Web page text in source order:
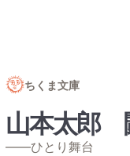
ちくま文庫
山本太郎
——ひとり舞台